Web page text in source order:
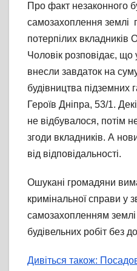
Про факт незаконного
самозахоплення землі
потерпілих
Чоловік розповідає, що
внесли завдаток на
будівництва підземних
Героїв Дніпра, 53/1.
не відбувалося, потім
згоди вкладників. А
від відповідальності.
Ошукані громадяни
кримінальної справи у
самозахопленням
будівельних робіт без
Дивіться також: